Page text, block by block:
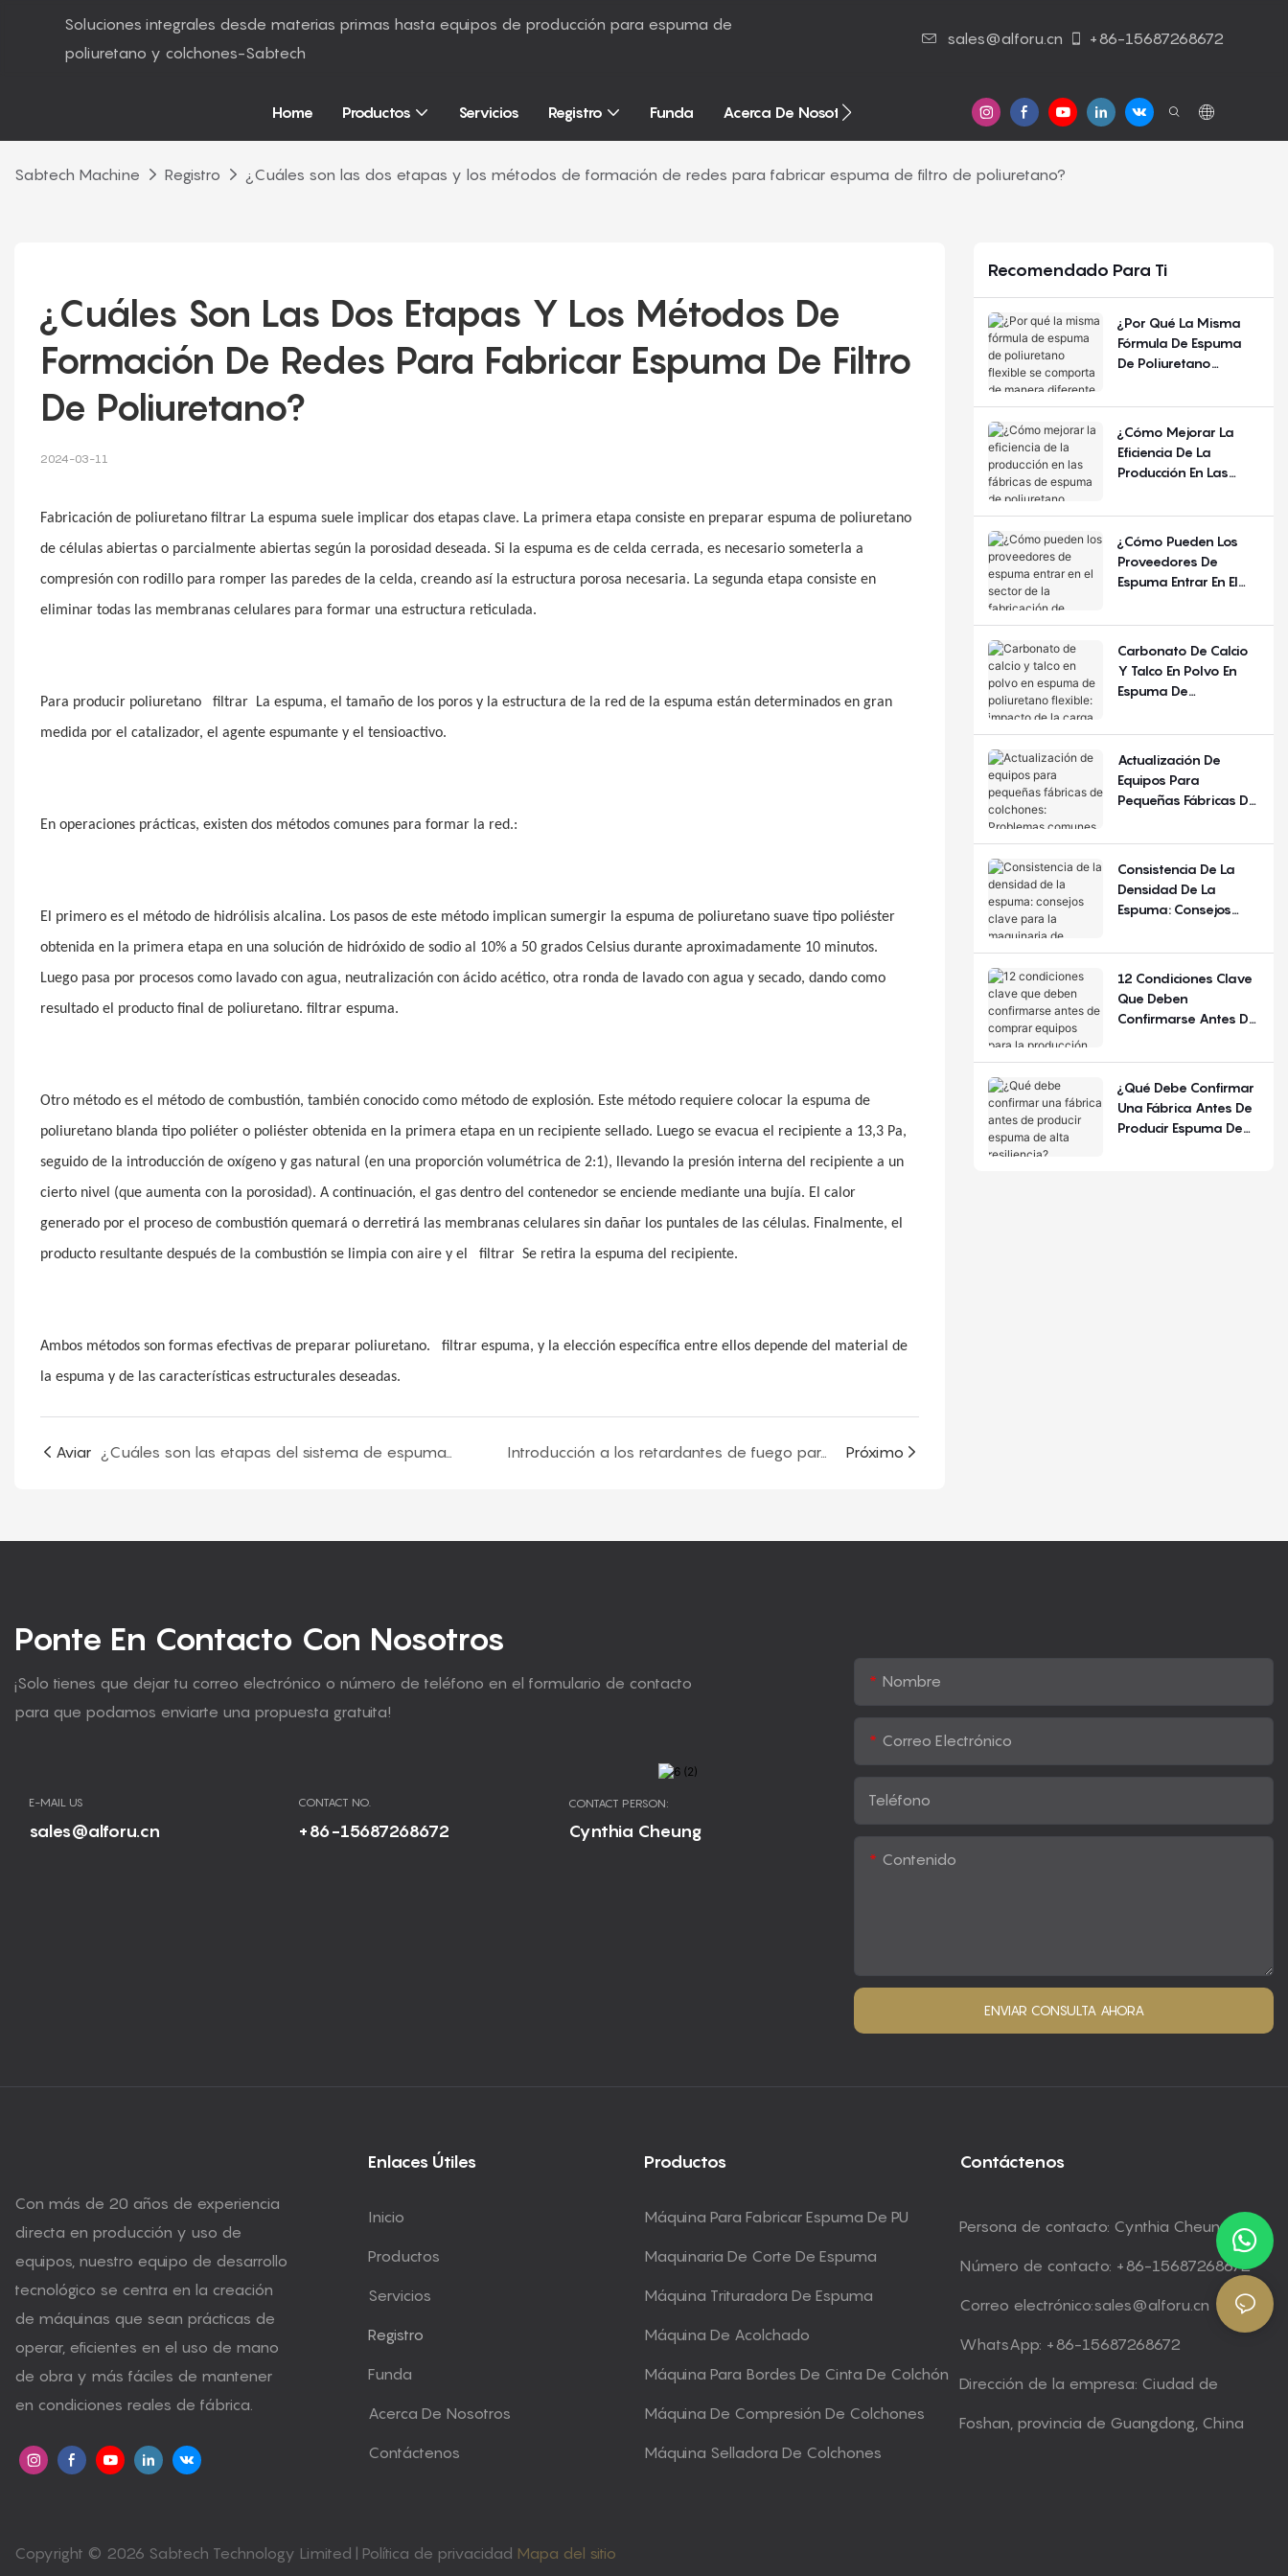
Soluciones integrales desde materias primas hasta equipos de producción para espuma de
poliuretano y colchones-Sabtech
sales@alforu.cn +86-15687268672
Home Productos Servicios Registro Funda Acerca De Nosotros Contáctenos
Sabtech Machine Registro ¿Cuáles son las dos etapas y los métodos de formación de redes para fabricar espuma de filtro de poliuretano?
¿Cuáles Son Las Dos Etapas Y Los Métodos De
Formación De Redes Para Fabricar Espuma De Filtro
De Poliuretano?
2024-03-11
Fabricación de poliuretano filtrar La espuma suele implicar dos etapas clave. La primera etapa consiste en preparar espuma de poliuretano
de células abiertas o parcialmente abiertas según la porosidad deseada. Si la espuma es de celda cerrada, es necesario someterla a
compresión con rodillo para romper las paredes de la celda, creando así la estructura porosa necesaria. La segunda etapa consiste en
eliminar todas las membranas celulares para formar una estructura reticulada.
Para producir poliuretano filtrar La espuma, el tamaño de los poros y la estructura de la red de la espuma están determinados en gran
medida por el catalizador, el agente espumante y el tensioactivo.
En operaciones prácticas, existen dos métodos comunes para formar la red.:
El primero es el método de hidrólisis alcalina. Los pasos de este método implican sumergir la espuma de poliuretano suave tipo poliéster
obtenida en la primera etapa en una solución de hidróxido de sodio al 10% a 50 grados Celsius durante aproximadamente 10 minutos.
Luego pasa por procesos como lavado con agua, neutralización con ácido acético, otra ronda de lavado con agua y secado, dando como
resultado el producto final de poliuretano. filtrar espuma.
Otro método es el método de combustión, también conocido como método de explosión. Este método requiere colocar la espuma de
poliuretano blanda tipo poliéter o poliéster obtenida en la primera etapa en un recipiente sellado. Luego se evacua el recipiente a 13,3 Pa,
seguido de la introducción de oxígeno y gas natural (en una proporción volumétrica de 2:1), llevando la presión interna del recipiente a un
cierto nivel (que aumenta con la porosidad). A continuación, el gas dentro del contenedor se enciende mediante una bujía. El calor
generado por el proceso de combustión quemará o derretirá las membranas celulares sin dañar los puntales de las células. Finalmente, el
producto resultante después de la combustión se limpia con aire y el
filtrar Se retira la espuma del recipiente.
Ambos métodos son formas efectivas de preparar poliuretano. filtrar espuma, y ​​la elección específica entre ellos depende del material de
la espuma y de las características estructurales deseadas.
Aviar ¿Cuáles son las etapas del sistema de espumado de espuma de poliuretano? Introducción a los retardantes de fuego para espuma ignífuga Próximo
Recomendado Para Ti
¿Por Qué La Misma
Fórmula De Espuma
De Poliuretano
De Manera Diferente
Año Y La Región?
¿Cómo Mejorar La
Eficiencia De La
Producción En Las
De Poliuretano
¿Cómo Pueden Los
Proveedores De
Espuma Entrar En El
Fabricación De
Carbonato De Calcio
Y Talco En Polvo En
Espuma De
Impacto De La Carga
Actualización De
Equipos Para
Pequeñas Fábricas De
Comunes Y Criterios
Consistencia De La
Densidad De La
Espuma: Consejos
Maquinaria De
12 Condiciones Clave
Que Deben
Confirmarse Antes De
Para La Producción De
¿Qué Debe Confirmar
Una Fábrica Antes De
Producir Espuma De
Ponte En Contacto Con Nosotros
¡Solo tienes que dejar tu correo electrónico o número de teléfono en el formulario de contacto
para que podamos enviarte una propuesta gratuita!
E-MAIL US
sales@alforu.cn
CONTACT NO.
+86-15687268672
CONTACT PERSON:
Cynthia Cheung
Nombre
Correo Electrónico
Teléfono
Contenido
ENVIAR CONSULTA AHORA
Con más de 20 años de experiencia
directa en producción y uso de
equipos, nuestro equipo de desarrollo
tecnológico se centra en la creación
de máquinas que sean prácticas de
operar, eficientes en el uso de mano
de obra y más fáciles de mantener
en condiciones reales de fábrica.
Enlaces Útiles
Inicio
Productos
Servicios
Registro
Funda
Acerca De Nosotros
Contáctenos
Productos
Máquina Para Fabricar Espuma De PU
Maquinaria De Corte De Espuma
Máquina Trituradora De Espuma
Máquina De Acolchado
Máquina Para Bordes De Cinta De Colchón
Máquina De Compresión De Colchones
Máquina Selladora De Colchones
Contáctenos
Persona de contacto: Cynthia Cheung
Número de contacto: +86-15687268672
Correo electrónico:sales@alforu.cn
WhatsApp: +86-15687268672
Dirección de la empresa: Ciudad de
Foshan, provincia de Guangdong, China
Copyright © 2026 Sabtech Technology Limited | Política de privacidad Mapa del sitio